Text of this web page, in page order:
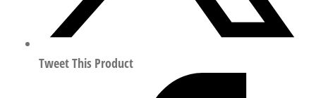
符
合Tweet This Product